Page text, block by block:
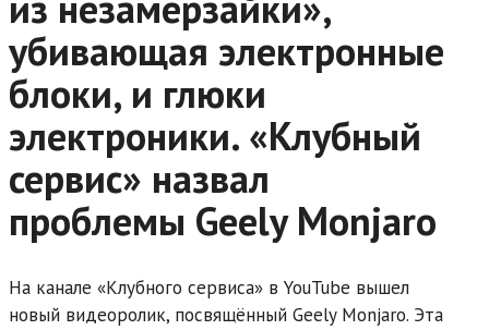
убивающая электронные
блоки, и глюки
электроники. «Клубный
сервис» назвал
проблемы Geely Monjaro
На канале «Клубного сервиса» в YouTube вышел
новый видеоролик, посвящённый Geely Monjaro. Эта